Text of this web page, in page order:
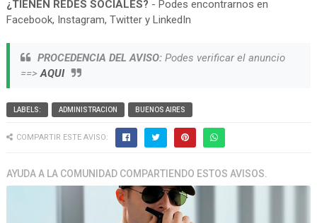
¿TIENEN REDES SOCIALES? - Podes encontrarnos en
Facebook, Instagram, Twitter y LinkedIn
PROCEDENCIA DEL AVISO:Podes verificar el anuncio
==>AQUI
LABELS: ADMINISTRACION BUENOS AIRES
COMPARTIR ESTE AVISO:
AYUDA A LA COMUNIDAD COMPARTIENDO ESTOS AVISOS.